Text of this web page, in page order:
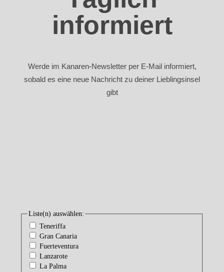
informiert
Werde im Kanaren-Newsletter per E-Mail informiert,
sobald es eine neue Nachricht zu deiner Lieblingsinsel
gibt
Liste(n) auswählen:
Teneriffa
Gran Canaria
Fuerteventura
Lanzarote
La Palma